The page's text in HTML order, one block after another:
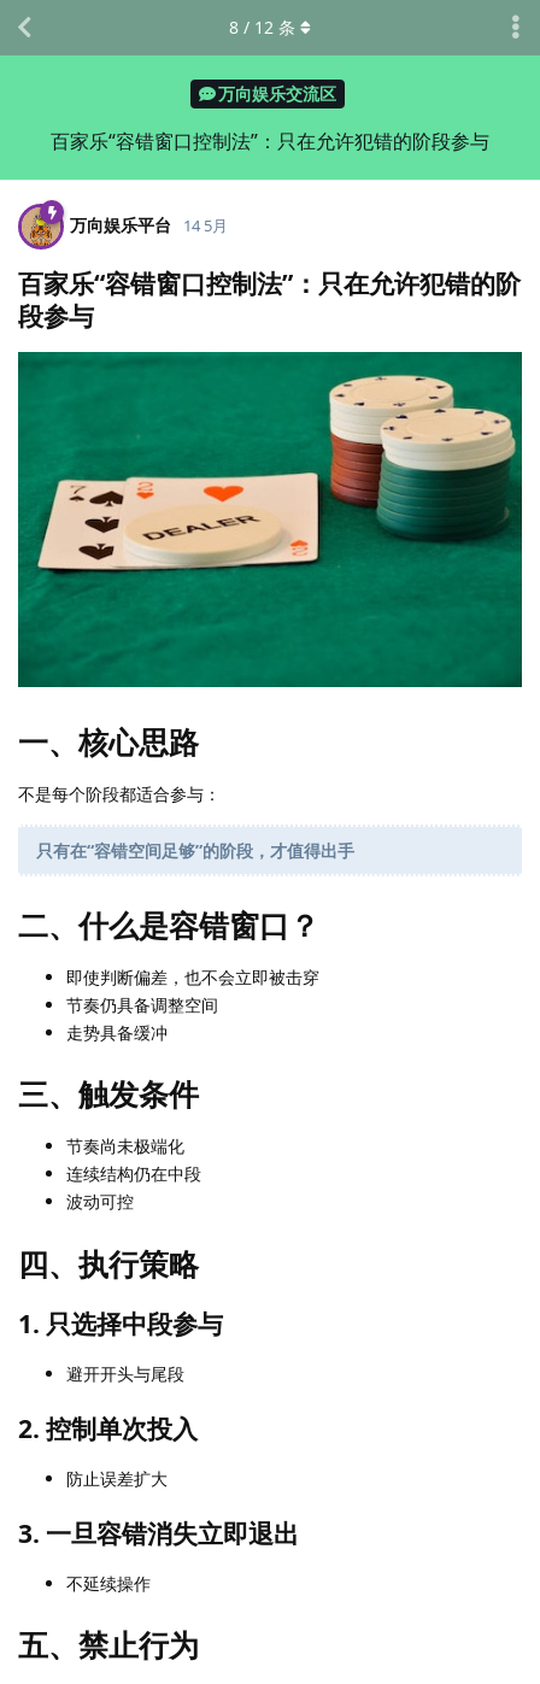
万向娱乐交流区
百家乐“容错窗口控制法”：只在允许犯错的阶段参与
8 / 12 条
万向娱乐平台 14 5月
百家乐“容错窗口控制法”：只在允许犯错的阶
段参与
一、核心思路
不是每个阶段都适合参与：
只有在“容错空间足够”的阶段，才值得出手
二、什么是容错窗口？
即使判断偏差，也不会立即被击穿
节奏仍具备调整空间
走势具备缓冲
三、触发条件
节奏尚未极端化
连续结构仍在中段
波动可控
四、执行策略
1. 只选择中段参与
避开开头与尾段
2. 控制单次投入
防止误差扩大
3. 一旦容错消失立即退出
不延续操作
五、禁止行为